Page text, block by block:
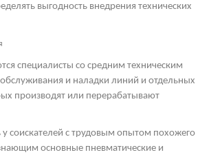
выгодность внедрения технических
специалисты со средним техническим
и наладки линий и отдельных
производят или перерабатывают
у соискателей с трудовым опытом похожего
основные пневматические и